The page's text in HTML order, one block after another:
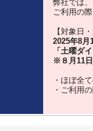
弊社では
ご利用の
【対象日
2025年8月
「土曜ダイ
※８月11
・ほぼ全
・ご利用